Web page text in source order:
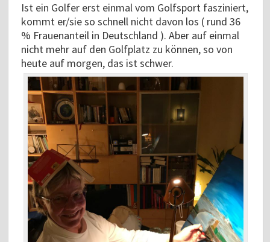
Ist ein Golfer erst einmal vom Golfsport fasziniert,
kommt er/sie so schnell nicht davon los ( rund 36
% Frauenanteil in Deutschland ). Aber auf einmal
nicht mehr auf den Golfplatz zu können, so von
heute auf morgen, das ist schwer.